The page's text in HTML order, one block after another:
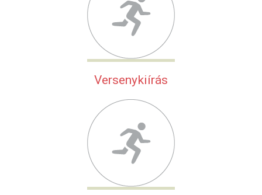
Versenykiírás